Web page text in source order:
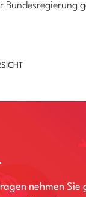
Bundesregierung
nehmen Sie